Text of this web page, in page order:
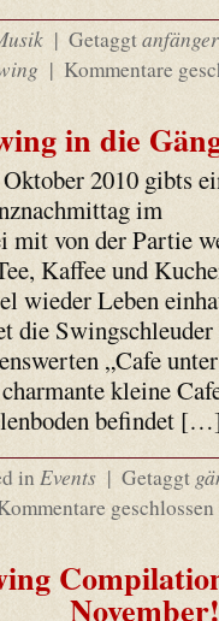
| Getaggtanfänger
| Kommentare
in die
2010 gibts
im
mit von der Partie
Kaffee und
wieder Leben
die
„Cafe
kleine
befindet
in Events | Getaggt
geschlossen
November!